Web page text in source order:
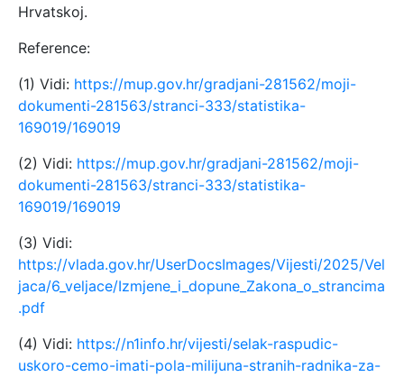
Hrvatskoj.
Reference:
(1) Vidi: https://mup.gov.hr/gradjani-281562/moji-
dokumenti-281563/stranci-333/statistika-
169019/169019
(2) Vidi: https://mup.gov.hr/gradjani-281562/moji-
dokumenti-281563/stranci-333/statistika-
169019/169019
(3) Vidi:
https://vlada.gov.hr/UserDocsImages/Vijesti/2025/Vel
jaca/6_veljace/Izmjene_i_dopune_Zakona_o_strancima
.pdf
(4) Vidi: https://n1info.hr/vijesti/selak-raspudic-
uskoro-cemo-imati-pola-milijuna-stranih-radnika-za-